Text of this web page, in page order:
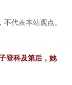
代表本站观点。
登科及第后，她